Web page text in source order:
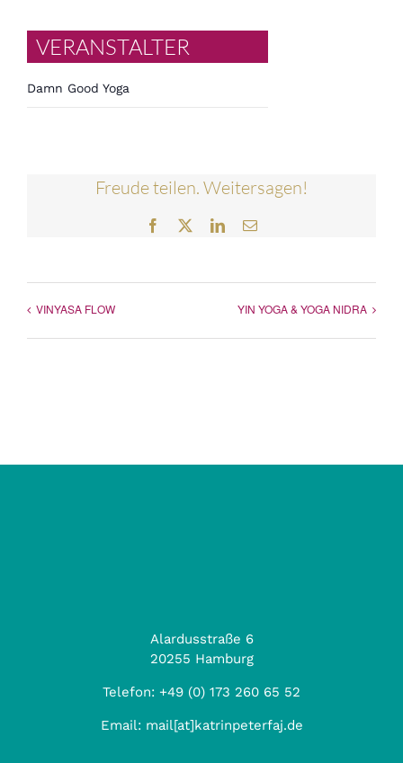
VERANSTALTER
Damn Good Yoga
Freude teilen. Weitersagen!
Facebook
TwitterLinkedIn
E-
VINYASA FLOW YIN YOGA & YOGA NIDRA
Alardusstraße 6
20255 Hamburg
Telefon: +49 (0) 173 260 65 52
Email: mail[at]katrinpeterfaj.de